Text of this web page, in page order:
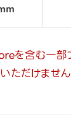
含む一部
ただけません